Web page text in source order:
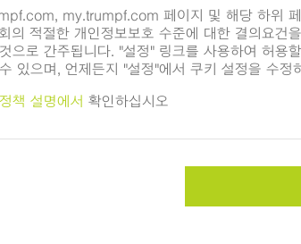
료 손상 없이 절단합니다.